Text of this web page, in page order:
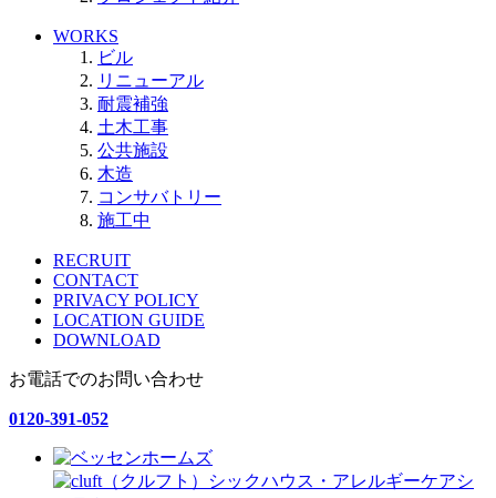
WORKS
ビル
リニューアル
耐震補強
土木工事
公共施設
木造
コンサバトリー
施工中
RECRUIT
CONTACT
PRIVACY POLICY
LOCATION GUIDE
DOWNLOAD
お電話でのお問い合わせ
0120-391-052